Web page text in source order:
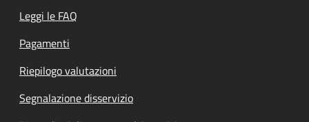
Leggi le FAQ
Pagamenti
Riepilogo valutazioni
Segnalazione disservizio